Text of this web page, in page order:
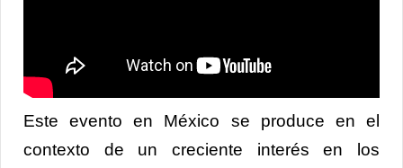
Este evento en México se produce en el
contexto de un creciente interés en los